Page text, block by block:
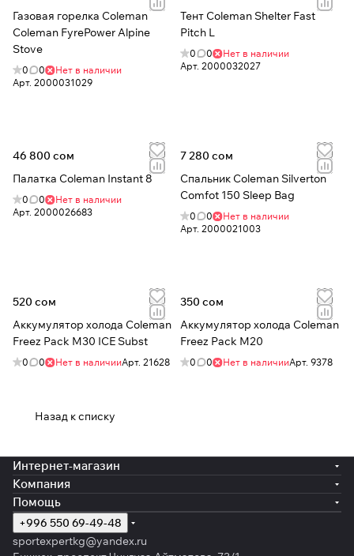
Газовая горелка Coleman
Coleman FyrePower Alpine
Stove
0 0
Нет в наличии
Арт. 2000031029
Тент Coleman Shelter Fast
Pitch L
0 0
Нет в наличии
Арт. 2000032027
46 800 сом
Палатка Coleman Instant 8
0 0
Нет в наличии
Арт. 2000026683
7 280 сом
Спальник Coleman Silverton
Comfot 150 Sleep Bag
0 0
Нет в наличии
Арт. 2000021003
520 сом
Аккумулятор холода Coleman
Freez Pack M30 ICE Subst
0 0 Нет в наличииАрт. 21628
350 сом
Аккумулятор холода Coleman
Freez Pack M20
0 0 Нет в наличииАрт. 9378
Назад к списку
Интернет-магазин
Компания
Помощь
+996 550 69-49-48
sportexpertkg@yandex.ru